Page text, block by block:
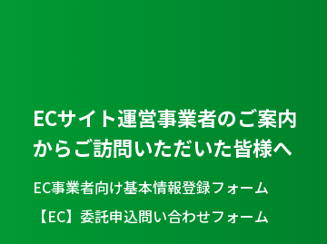
ECサイト運営事業者のご案内
からご訪問いただいた皆様へ
EC事業者向け基本情報登録フォーム
【EC】委託申込問い合わせフォーム